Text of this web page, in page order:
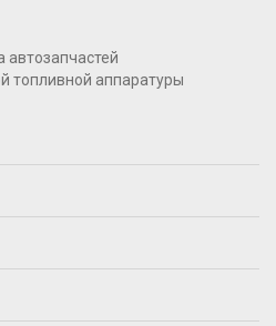
автозапчастей
топливной аппаратуры